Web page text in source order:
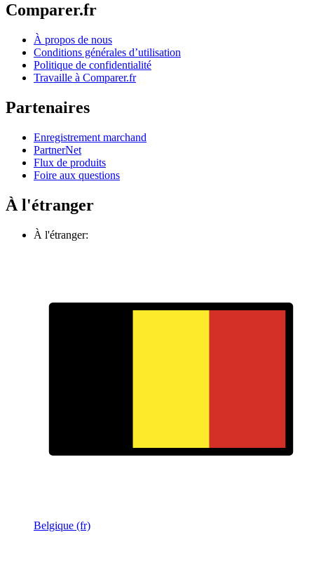
Comparer.fr
À propos de nous
Conditions générales d’utilisation
Politique de confidentialité
Travaille à Comparer.fr
Partenaires
Enregistrement marchand
PartnerNet
Flux de produits
Foire aux questions
À l'étranger
À l'étranger:
Belgique (fr)